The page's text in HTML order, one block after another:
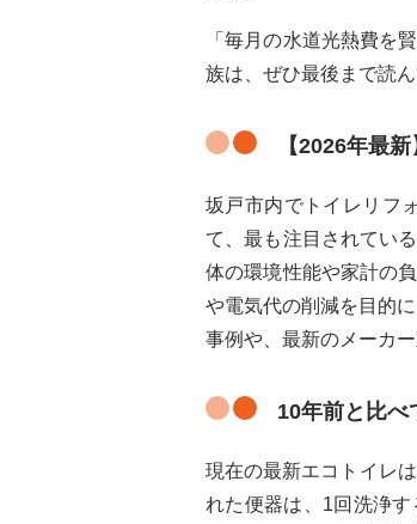
「毎月の水道光熱費を
族は、ぜひ最後まで読
【2026年最
坂戸市内でトイレリフ
て、最も注目されてい
体の環境性能や家計の
や電気代の削減を目的
事例や、最新のメーカ
10年前と比べ
現在の最新エコトイレ
れた便器は、1回洗浄